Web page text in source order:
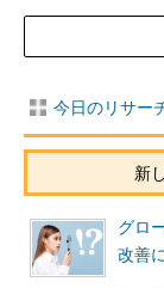
今日のリサー
新
グロ
改善